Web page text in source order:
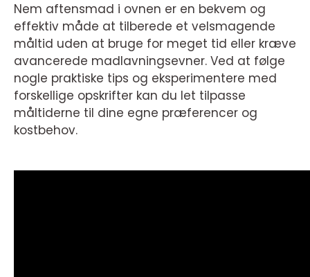
Nem aftensmad i ovnen er en bekvem og
effektiv måde at tilberede et velsmagende
måltid uden at bruge for meget tid eller kræve
avancerede madlavningsevner. Ved at følge
nogle praktiske tips og eksperimentere med
forskellige opskrifter kan du let tilpasse
måltiderne til dine egne præferencer og
kostbehov.